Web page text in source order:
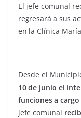
El jefe comunal
regresará a sus
en la Clínica
Desde el
10 de junio el
funciones a
jefe comunal